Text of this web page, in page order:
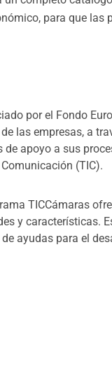
las empresas, a
de apoyo a sus
(TIC).
TICCámaras
ayudas para el